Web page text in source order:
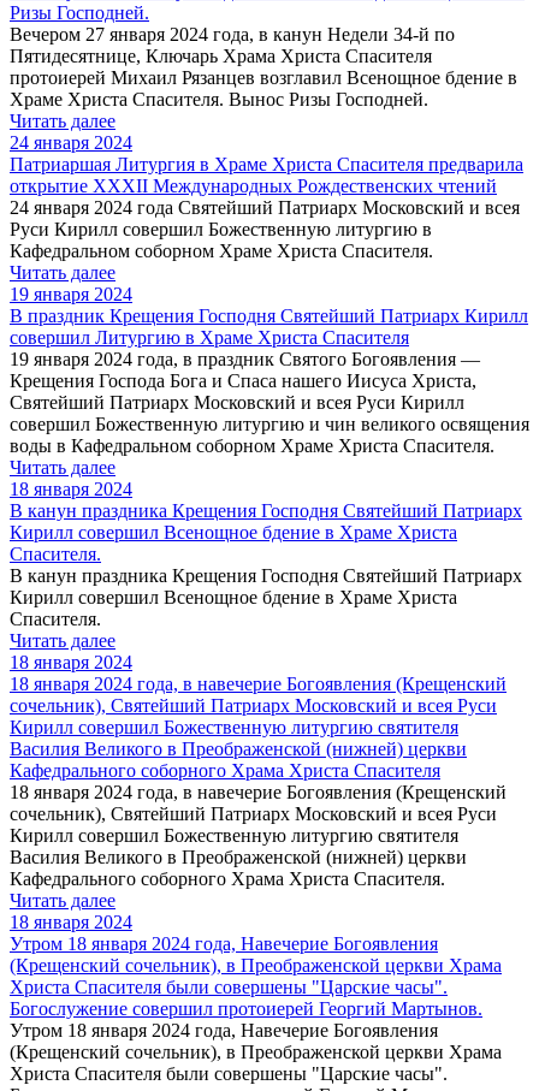
Ризы Господней.
Вечером 27 января 2024 года, в канун Недели 34-й по
Пятидесятнице, Ключарь Храма Христа Спасителя
протоиерей Михаил Рязанцев возглавил Всенощное бдение в
Храме Христа Спасителя. Вынос Ризы Господней.
Читать далее
24 января 2024
Патриаршая Литургия в Храме Христа Спасителя предварила
открытие XXXII Международных Рождественских чтений
24 января 2024 года Святейший Патриарх Московский и всея
Руси Кирилл совершил Божественную литургию в
Кафедральном соборном Храме Христа Спасителя.
Читать далее
19 января 2024
В праздник Крещения Господня Святейший Патриарх Кирилл
совершил Литургию в Храме Христа Спасителя
19 января 2024 года, в праздник Святого Богоявления —
Крещения Господа Бога и Спаса нашего Иисуса Христа,
Святейший Патриарх Московский и всея Руси Кирилл
совершил Божественную литургию и чин великого освящения
воды в Кафедральном соборном Храме Христа Спасителя.
Читать далее
18 января 2024
В канун праздника Крещения Господня Святейший Патриарх
Кирилл совершил Всенощное бдение в Храме Христа
Спасителя.
В канун праздника Крещения Господня Святейший Патриарх
Кирилл совершил Всенощное бдение в Храме Христа
Спасителя.
Читать далее
18 января 2024
18 января 2024 года, в навечерие Богоявления (Крещенский
сочельник), Святейший Патриарх Московский и всея Руси
Кирилл совершил Божественную литургию святителя
Василия Великого в Преображенской (нижней) церкви
Кафедрального соборного Храма Христа Спасителя
18 января 2024 года, в навечерие Богоявления (Крещенский
сочельник), Святейший Патриарх Московский и всея Руси
Кирилл совершил Божественную литургию святителя
Василия Великого в Преображенской (нижней) церкви
Кафедрального соборного Храма Христа Спасителя.
Читать далее
18 января 2024
Утром 18 января 2024 года, Навечерие Богоявления
(Крещенский сочельник), в Преображенской церкви Храма
Христа Спасителя были совершены "Царские часы".
Богослужение совершил протоиерей Георгий Мартынов.
Утром 18 января 2024 года, Навечерие Богоявления
(Крещенский сочельник), в Преображенской церкви Храма
Христа Спасителя были совершены "Царские часы".